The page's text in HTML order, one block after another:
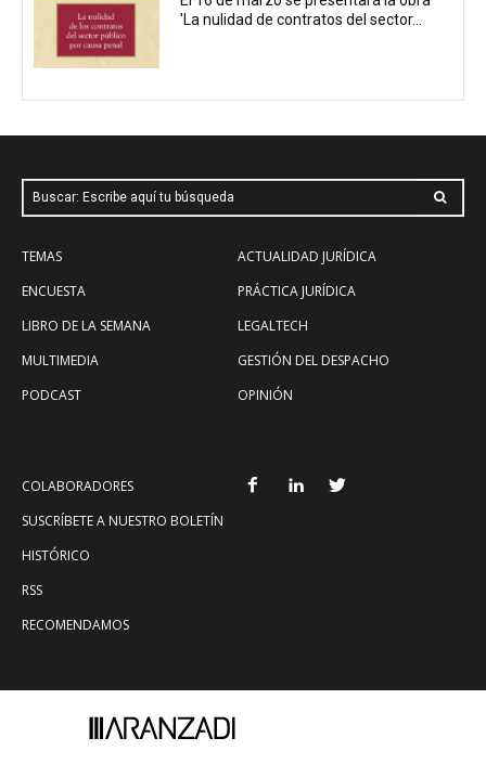
'La nulidad de contratos del sector...
Buscar: Escribe aquí tu búsqueda
TEMAS
ENCUESTA
LIBRO DE LA SEMANA
MULTIMEDIA
PODCAST
ACTUALIDAD JURÍDICA
PRÁCTICA JURÍDICA
LEGALTECH
GESTIÓN DEL DESPACHO
OPINIÓN
COLABORADORES
SUSCRÍBETE A NUESTRO BOLETÍN
HISTÓRICO
RSS
RECOMENDAMOS